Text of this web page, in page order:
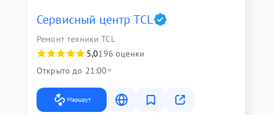
Сервисный центр TCL
Ремонт техники TCL
5,0196 оценки
Открыто до 21:00
Маршрут